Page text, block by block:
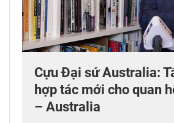
Cựu Đại sứ Australia:
hợp tác mới cho quan
– Australia